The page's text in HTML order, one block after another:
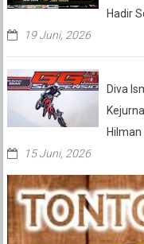
Hadir
19 Juni, 2026
Diva
15 Juni, 2026